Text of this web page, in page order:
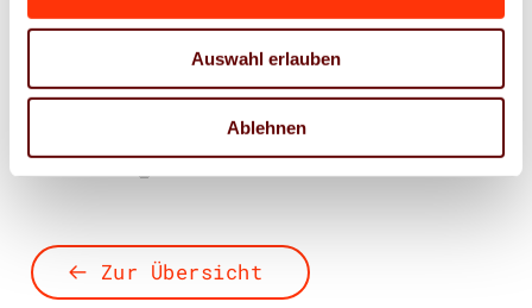
Auswahl erlauben
Ablehnen
0172 7979885
Jens Meyer
j.meyer@vdm-beratung.de
Zur Übersicht